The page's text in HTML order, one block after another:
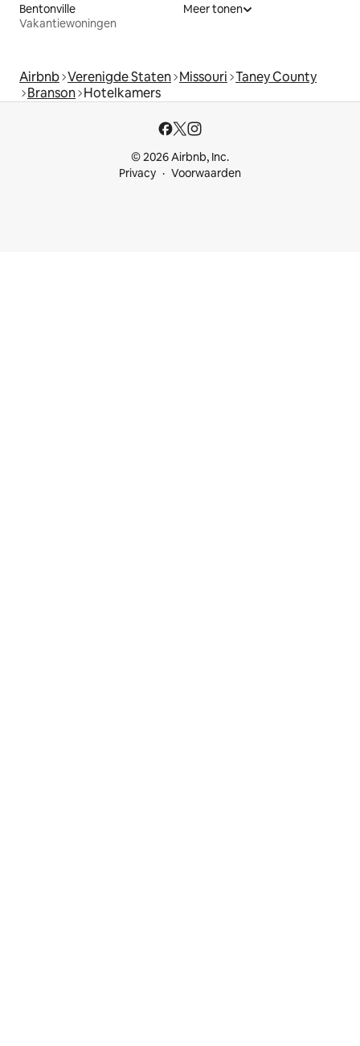
Bentonville
Vakantiewoningen
Meer tonen
Airbnb Verenigde Staten Missouri Taney County
Branson Hotelkamers
© 2026 Airbnb, Inc.
Privacy
Voorwaarden